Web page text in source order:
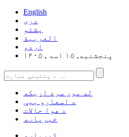
English
دری
پشتو
العربیة
اردو
پنجشنبه, ۱۵ اسد , ۱۴۰۵
له موږ سره اړیکه
د اسعارو بیې
د هوا حالات
خبرپاڼه
کورپاڼه